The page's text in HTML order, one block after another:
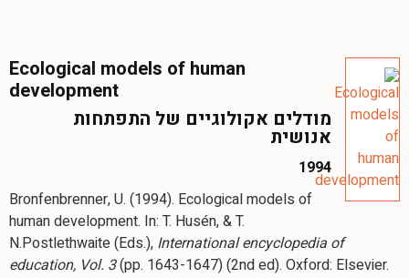
Ecological models of human
development
מודלים אקולוגיים של התפתחות
אנושית
1994
Bronfenbrenner, U. (1994). Ecological models of
human development. In: T. Husén, & T.
N.Postlethwaite (Eds.), International encyclopedia of
education, Vol. 3(pp. 1643-1647) (2nd ed). Oxford: Elsevier.